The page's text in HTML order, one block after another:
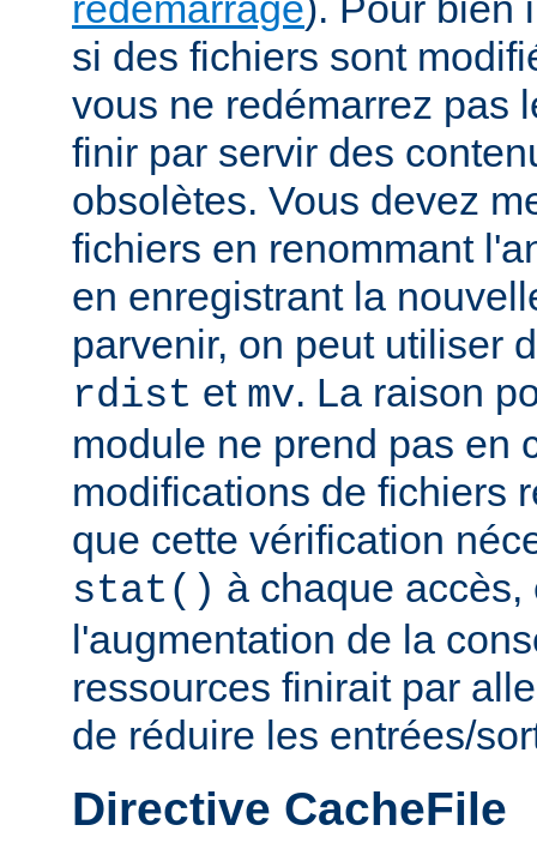
si des fichiers sont
vous ne redémarrez pas
finir par servir des
obsolètes. Vous devez
fichiers en renommant
en enregistrant la
parvenir, on peut utiliser
rdist et mv. La raison
module ne prend pas en
modifications de fichiers
que cette vérification
stat() à chaque
l'augmentation de la
ressources finirait par
de réduire les entrées/
Directive CacheFile